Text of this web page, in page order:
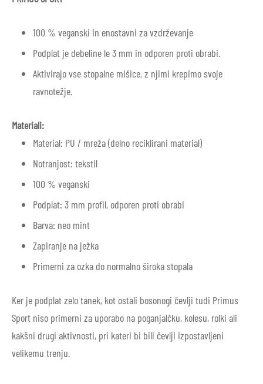
100 % veganski in enostavni za vzdrževanje
Podplat je debeline le 3 mm in odporen proti obrabi.
Aktivirajo vse stopalne mišice, z njimi krepimo svoje
ravnotežje.
Materiali:
Material: PU / mreža (delno reciklirani material)
Notranjost: tekstil
100 % veganski
Podplat: 3 mm profil, odporen proti obrabi
Barva: neo mint
Zapiranje na ježka
Primerni za ozka do normalno široka stopala
Ker je podplat zelo tanek, kot ostali bosonogi čevlji tudi Primus
Sport niso primerni za uporabo na poganjalčku, kolesu, rolki ali
kakšni drugi aktivnosti, pri kateri bi bili čevlji izpostavljeni
velikemu trenju.